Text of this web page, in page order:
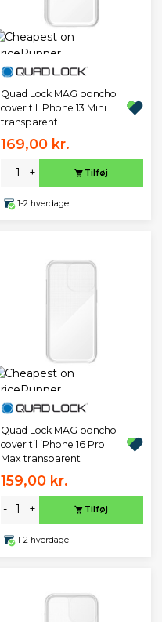
Quad Lock MAG poncho
cover til iPhone 13 Mini
transparent
169,00 kr.
- + Tilføj
1-2 hverdage
Quad Lock MAG poncho
cover til iPhone 16 Pro
Max transparent
159,00 kr.
- + Tilføj
1-2 hverdage